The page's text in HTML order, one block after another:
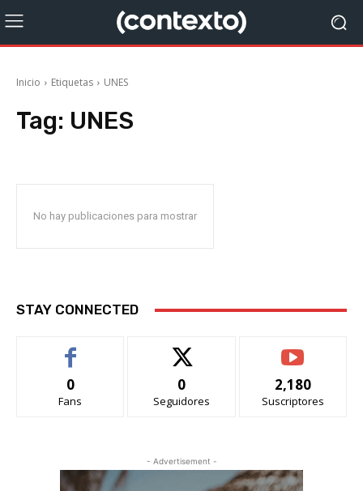
Inicio Etiquetas UNES
Tag: UNES
No hay publicaciones para mostrar
STAY CONNECTED
0
Fans
0
Seguidores
2,180
Suscriptores
- Advertisement -